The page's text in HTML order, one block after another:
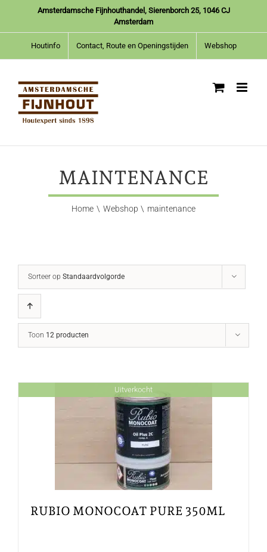
inhoud
Amsterdamsche Fijnhouthandel, Sierenborch 25, 1046 CJ
Amsterdam
Houtinfo Contact, Route en Openingstijden Webshop
MAINTENANCE
Home Webshop maintenance
Sorteer op Standaardvolgorde
Toon 12 producten
Uitverkocht
RUBIO MONOCOAT PURE 350ML